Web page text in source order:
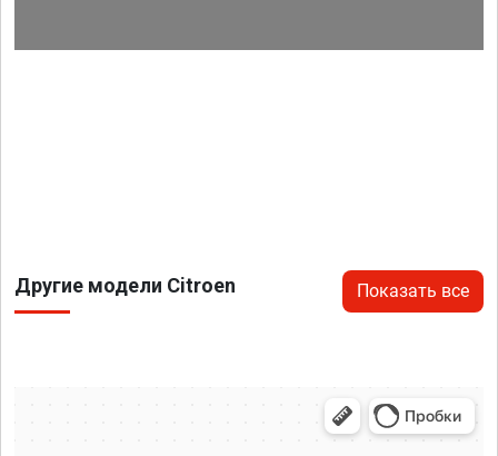
Другие модели Citroen Показать все